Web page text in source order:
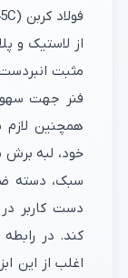
فنر جهت
همچنین لازم
خود، لبه برش
سبک، دسته
دست کاربر
کند. در
اغلب از این